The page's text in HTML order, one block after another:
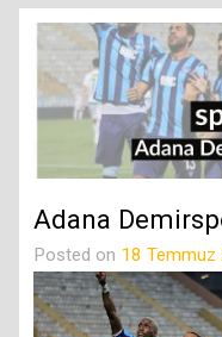
Adana
Posted on 18 Temmuz